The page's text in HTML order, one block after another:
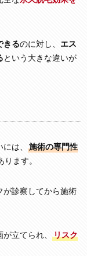
きるのに対し、 エス
という大きな違いが
は、
施術の専門性
ります。
が診察してから施術
立てられ、
リスク